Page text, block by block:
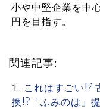
小や中堅企業を中
円を目指す。
関連記事:
これはすごい!?
換!?「ふみのは」